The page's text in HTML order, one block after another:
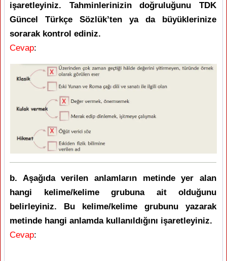
işaretleyiniz. Tahminlerinizin doğruluğunu TDK
Güncel Türkçe Sözlük’ten ya da büyüklerinize
sorarak kontrol ediniz.
Cevap:
b. Aşağıda verilen anlamların metinde yer alan
hangi kelime/kelime grubuna ait olduğunu
belirleyiniz. Bu kelime/kelime grubunu yazarak
metinde hangi anlamda kullanıldığını işaretleyiniz.
Cevap: